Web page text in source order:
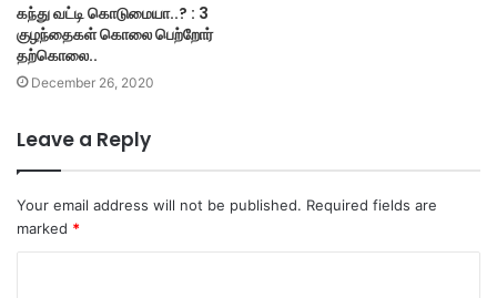
கந்து வட்டி கொடுமையா..? : 3
குழந்தைகள் கொலை பெற்றோர்
தற்கொலை..
December 26, 2020
Leave a Reply
Your email address will not be published. Required fields are
marked *